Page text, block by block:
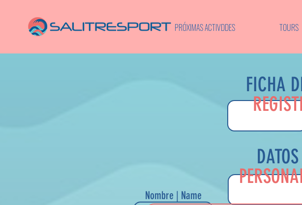
PRÓXIMAS ACTIVDDES TOURS
FICHA
Nombre | Name